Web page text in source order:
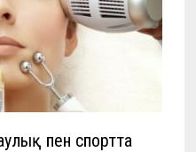
пен спортта